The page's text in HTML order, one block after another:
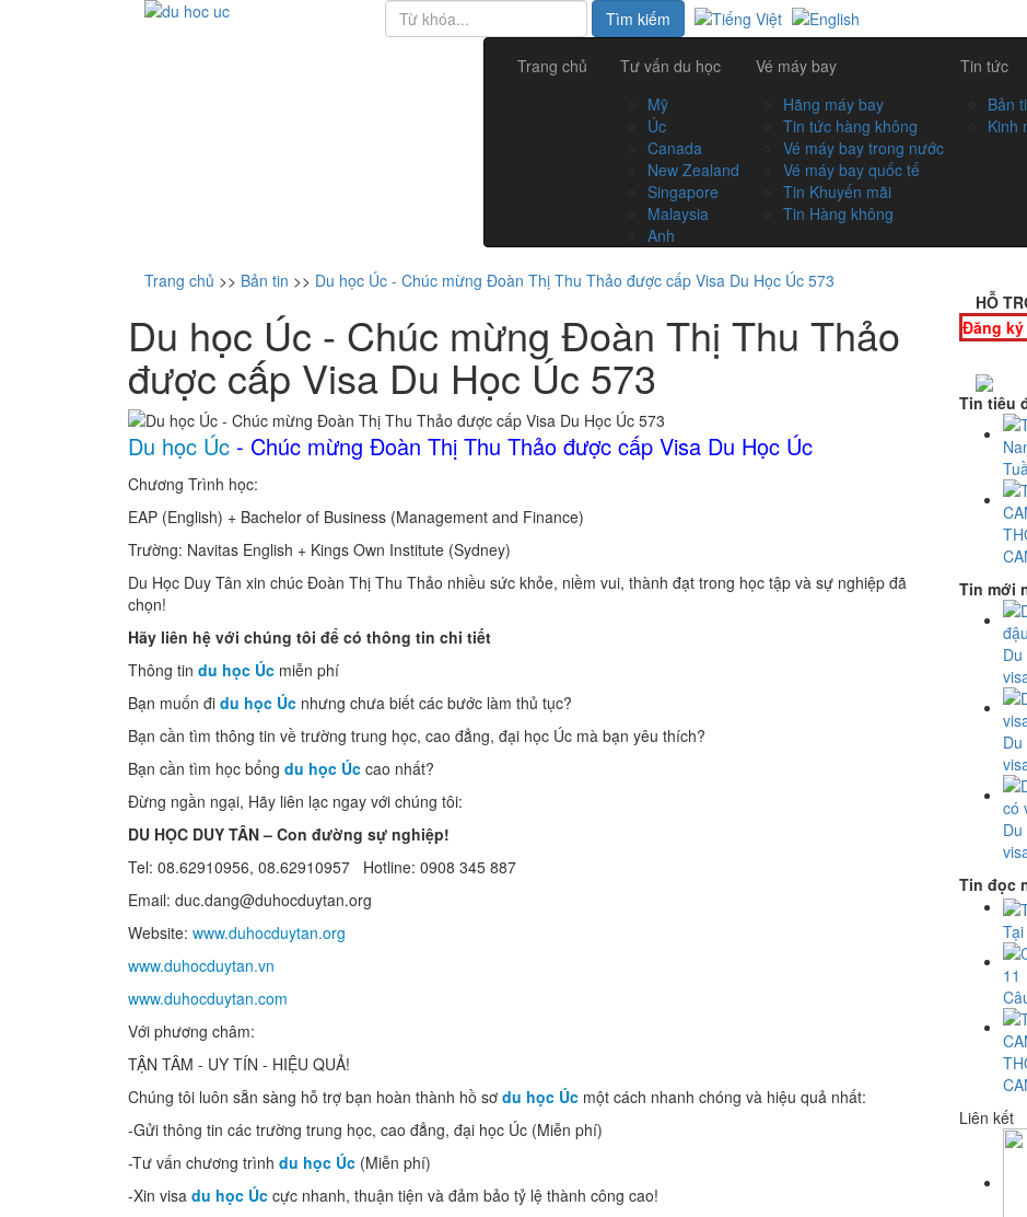
Trang chủ
Tư vấn du học
Mỹ
Úc
Canada
New Zealand
Singapore
Malaysia
Anh
Vé máy bay
Hãng máy bay
Tin tức hàng không
Vé máy bay trong nước
Vé máy bay quốc tế
Tin Khuyến mãi
Tin Hàng không
Tin tức
Bản
Kinh
Trang chủ >> Bản tin >> Du học Úc - Chúc mừng Đoàn Thị Thu Thảo được cấp Visa Du Học Úc 573
Du học Úc - Chúc mừng Đoàn Thị Thu Thảo
được cấp Visa Du Học Úc 573
Du học Úc - Chúc mừng Đoàn Thị Thu Thảo được cấp Visa Du Học Úc
Chương Trình học:
EAP (English) + Bachelor of Business (Management and Finance)
Trường: Navitas English + Kings Own Institute (Sydney)
Du Học Duy Tân xin chúc Đoàn Thị Thu Thảo nhiều sức khỏe, niềm vui, thành đạt trong học tập và sự nghiệp đã
chọn!
Hãy liên hệ với chúng tôi để có thông tin chi tiết
Thông tin du học Úc miễn phí
Bạn muốn đi du học Úc nhưng chưa biết các bước làm thủ tục?
Bạn cần tìm thông tin về trường trung học, cao đẳng, đại học Úc mà bạn yêu thích?
Bạn cần tìm học bổng du học Úc cao nhất?
Đừng ngần ngại, Hãy liên lạc ngay với chúng tôi:
DU HỌC DUY TÂN – Con đường sự nghiệp!
Tel: 08.62910956, 08.62910957 Hotline: 0908 345 887
Email: duc.dang@duhocduytan.org
Website: www.duhocduytan.org
www.duhocduytan.vn
www.duhocduytan.com
Với phương châm:
TẬN TÂM - UY TÍN - HIỆU QUẢ!
Chúng tôi luôn sẵn sàng hỗ trợ bạn hoàn thành hồ sơ du học Úc một cách nhanh chóng và hiệu quả nhất:
-Gửi thông tin các trường trung học, cao đẳng, đại học Úc (Miễn phí)
-Tư vấn chương trình du học Úc (Miễn phí)
-Xin visa du học Úc cực nhanh, thuận tiện và đảm bảo tỷ lệ thành công cao!
HỖ
Đăng
Tin tiêu
Tin mới
Tin đọc
Liên kết